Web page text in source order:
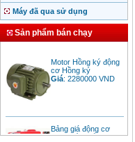
Máy đã qua sử dụng
Sản phẩm bán chạy
cơ Hồng ký
Giá:2280000
diesel đầu nổ diesel
Giá:6500000VND